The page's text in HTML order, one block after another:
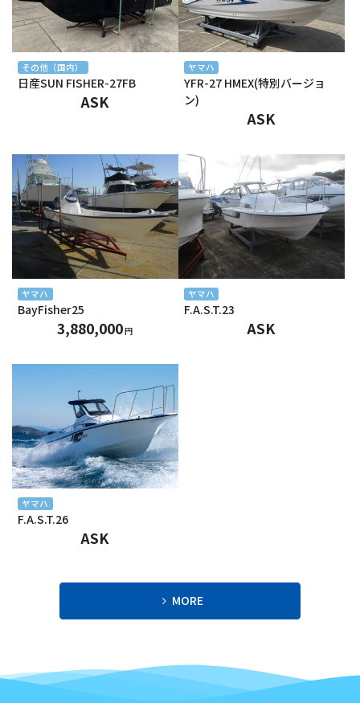
2025年1月
2024年12月
2024年11月
2024年9月
2024年8月
2024年7月
2024年6月
2024年5月
2024年4月
2024年2月
2024年1月
2023年12月
2023年11月
2023年10月
その他（国内）
日産SUN FISHER-27FB
ASK
ヤマハ
YFR-27 HMEX(特別バージョ
ン)
ASK
ヤマハ
BayFisher25
3,880,000円
ヤマハ
F.A.S.T.23
ASK
ヤマハ
F.A.S.T.26
ASK
MORE